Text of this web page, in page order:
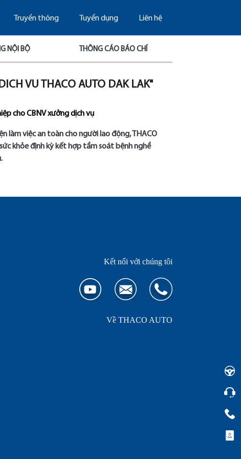
Truyền thông Tuyển dụng Liên hệ
NỘI BỘ THÔNG CÁO BÁO CHÍ
VU THACO AUTO DAK LAK"
cho CBNV xưởng dịch vụ
làm việc an toàn cho người lao động, THACO
khỏe định kỳ kết hợp tầm soát bệnh nghề
Kết nối với chúng tôi
Về THACO AUTO